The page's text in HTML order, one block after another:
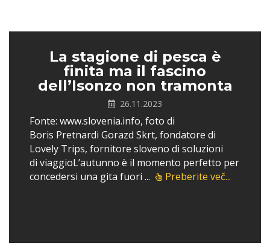
La stagione di pesca è
finita ma il fascino
dell’Isonzo non tramonta
26.11.2023
Fonte: www.slovenia.info, foto di
Boris Pretnardi Gorazd Skrt, fondatore di
Lovely Trips, fornitore sloveno di soluzioni
di viaggioL’autunno è il momento perfetto per
concedersi una gita fuori ...
Preberite več...